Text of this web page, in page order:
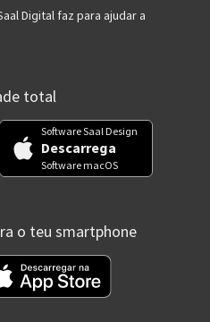
Digital faz para ajudar a
total
Software Saal Design
Descarrega
Software macOS
o teu smartphone